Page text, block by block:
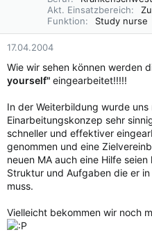
Akt. Einsatzbereich
Funktion
Study nurse
17.04.2004
Wie wir sehen können werden
yourself" eingearbeitet!!!!!
In der Weiterbildung wurde
Einarbeitungskonzep sehr
schneller und effektiver
genommen und eine
neuen MA auch eine Hilfe
Struktur und Aufgaben die er
muss.
Vielleicht bekommen wir noch